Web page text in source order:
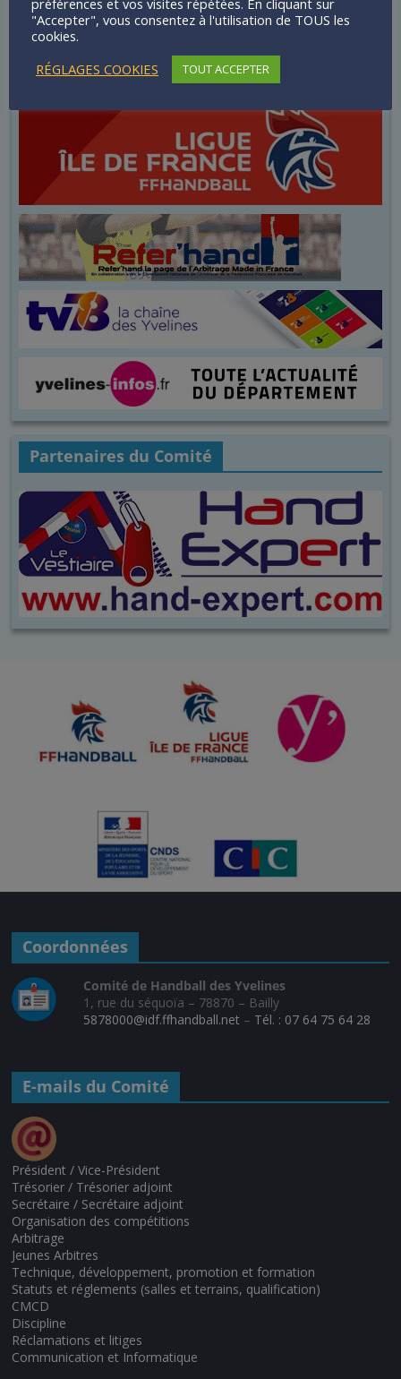
Partenaires du Comité
Coordonnées
Comité de Handball des Yvelines
1, rue du séquoïa – 78870 – Bailly
5878000@idf.ffhandball.net – Tél. : 07 64 75 64 28
E-mails du Comité
Président / Vice-Président
Trésorier / Trésorier adjoint
Secrétaire / Secrétaire adjoint
Organisation des compétitions
Arbitrage
Jeunes Arbitres
Technique, développement, promotion et formation
Statuts et réglements (salles et terrains, qualification)
CMCD
Discipline
Réclamations et litiges
Communication et Informatique
"Accepter", vous consentez à l'utilisation de TOUS les
cookies.
RÉGLAGES COOKIES
TOUT ACCEPTER